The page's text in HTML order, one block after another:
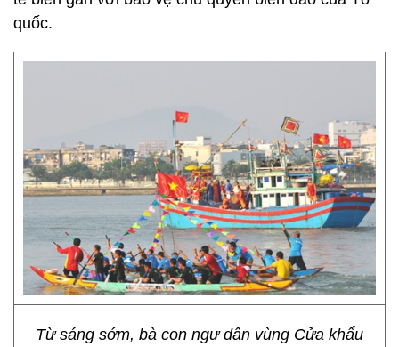
quốc.
Từ sáng sớm, bà con ngư dân vùng Cửa khẩu